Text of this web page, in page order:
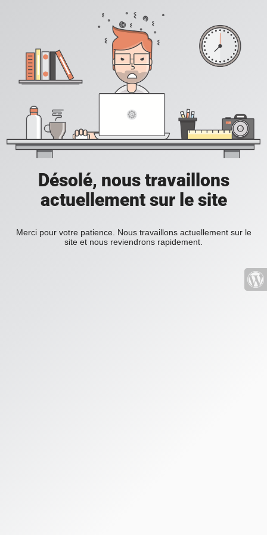
Désolé, nous travaillons
actuellement sur le site
Merci pour votre patience. Nous travaillons actuellement sur le
site et nous reviendrons rapidement.